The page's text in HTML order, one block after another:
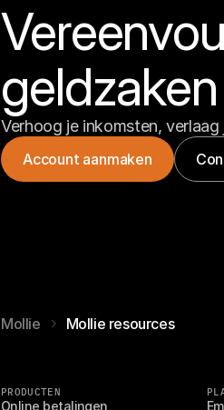
geldzaken
Verhoog je inkomsten,
Account aanmaken
Mollie Mollie resources
PRODUCTEN
Online betalingen